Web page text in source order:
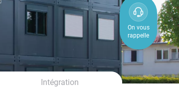
0800
850
800
On vous
rappelle
Intégration